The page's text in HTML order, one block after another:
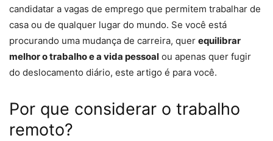
candidatar a vagas de emprego que permitem trabalhar de
casa ou de qualquer lugar do mundo. Se você está
procurando uma mudança de carreira, quer equilibrar
melhor o trabalho e a vida pessoal ou apenas quer fugir
do deslocamento diário, este artigo é para você.
Por que considerar o trabalho
remoto?